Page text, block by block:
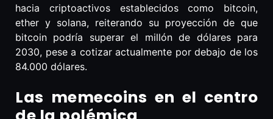
hacia criptoactivos establecidos como bitcoin,
ether y solana, reiterando su proyección de que
bitcoin podría superar el millón de dólares para
2030, pese a cotizar actualmente por debajo de los
84.000 dólares.
Las memecoins en el centro